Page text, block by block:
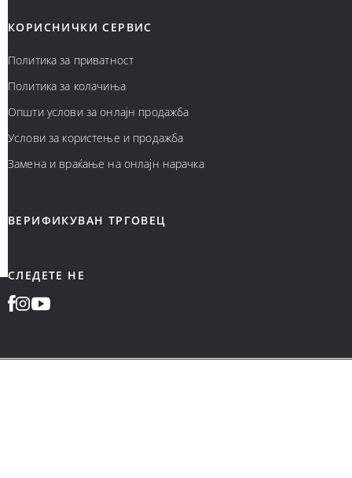
КОРИСНИЧКИ СЕРВИС
Политика за приватност
Политика за колачиња
Општи услови за онлајн продажба
Услови за користење и продажба
Замена и враќање на онлајн нарачка
ВЕРИФИКУВАН ТРГОВЕЦ
СЛЕДЕТЕ НЕ